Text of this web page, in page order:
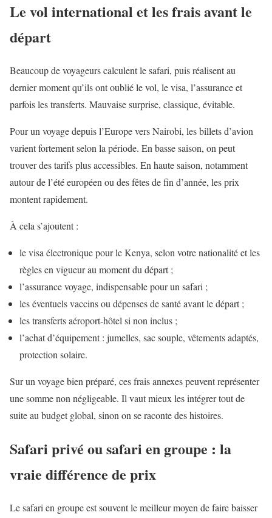
Le vol international et les frais avant le
départ
Beaucoup de voyageurs calculent le safari, puis réalisent au
dernier moment qu’ils ont oublié le vol, le visa, l’assurance et
parfois les transferts. Mauvaise surprise, classique, évitable.
Pour un voyage depuis l’Europe vers Nairobi, les billets d’avion
varient fortement selon la période. En basse saison, on peut
trouver des tarifs plus accessibles. En haute saison, notamment
autour de l’été européen ou des fêtes de fin d’année, les prix
montent rapidement.
À cela s’ajoutent :
le visa électronique pour le Kenya, selon votre nationalité et les
règles en vigueur au moment du départ ;
l’assurance voyage, indispensable pour un safari ;
les éventuels vaccins ou dépenses de santé avant le départ ;
les transferts aéroport-hôtel si non inclus ;
l’achat d’équipement : jumelles, sac souple, vêtements adaptés,
protection solaire.
Sur un voyage bien préparé, ces frais annexes peuvent représenter
une somme non négligeable. Il vaut mieux les intégrer tout de
suite au budget global, sinon on se raconte des histoires.
Safari privé ou safari en groupe : la
vraie différence de prix
Le safari en groupe est souvent le meilleur moyen de faire baisser